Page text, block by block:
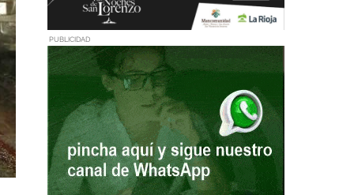
PUBLICIDAD